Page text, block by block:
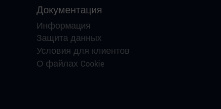
Документация
Информация
Защита данных
Условия для клиентов
О файлах Cookie